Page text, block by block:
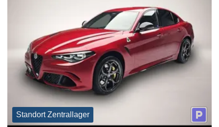
Standort Zentrallager